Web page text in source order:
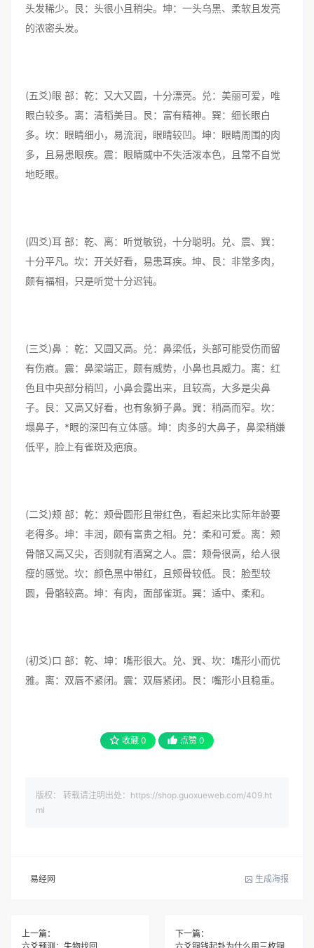
头发稀少。艮：头很小且稍尖。坤：一头乌黑、柔软且发亮
的浓密头发。
(五爻)眼 部：乾：又大又圆，十分漂亮。兑：美丽可爱，唯
眼白较多。离：清稻美目。艮：富有精神。巽：细长眼白
多。坎：眼睛细小，易流润，眼睛较凹。坤：眼睛周围的肉
多，且易患眼疾。震：眼睛威中不失活泼本色，且常不自觉
地眨眼。
(四爻)耳 部：乾、离：听觉敏锐，十分聪明。兑、震、巽：
十分平凡。坎：开关好看，易患耳疾。坤、艮：非常多肉，
颇有福相，只是听觉十分迟钝。
(三爻)鼻 ：乾：又圆又高。兑：鼻梁低，头部可能受伤而留
有伤痕。震：鼻梁端正，颇有威势，小鼻也具威力。离：红
色且中央部分稍凹，小鼻会露出来，且较高，大多是尖鼻
子。艮：又高又好看，也有象狮子鼻。巽：稍高而窄。坎：
塌鼻子，*眼的深凹有立体感。坤：肉多的大鼻子，鼻梁稍嫌
低平，脸上有雀斑及疤痕。
(二爻)颊 部：乾：颊骨圆形且带红色，看起来比实际年龄要
老得多。坤：丰润，颇有富贵之相。兑：柔和可爱。离：颊
骨骼又高又尖，否则就有酒窝之人。震：颊骨很高，给人很
瘦的感觉。坎：颜色黑中带红，且颊骨较低。艮：脸型较
圆，骨骼较高。坤：有肉，面部雀斑。巽：适中、柔和。
(初爻)口 部：乾、坤：嘴形很大。兑、巽、坎：嘴形小而优
雅。离：双唇不紧闭。震：双唇紧闭。艮：嘴形小且稳重。
收藏 0 点赞 0
版权： 转载请注明出处：https://shop.guoxueweb.com/409.ht
ml
易经网 生成海报
上一篇：
下一篇：